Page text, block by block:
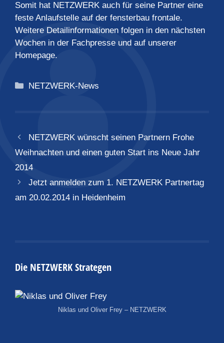
Somit hat NETZWERK auch für seine Partner eine
feste Anlaufstelle auf der fensterbau frontale.
Weitere Detailinformationen folgen in den nächsten
Wochen in der Fachpresse und auf unserer
Homepage.
Kategorien
NETZWERK-News
NETZWERK wünscht seinen Partnern Frohe
Weihnachten und einen guten Start ins Neue Jahr
2014
Jetzt anmelden zum 1. NETZWERK Partnertag
am 20.02.2014 in Heidenheim
Die NETZWERK Strategen
Niklas und Oliver Frey – NETZWERK